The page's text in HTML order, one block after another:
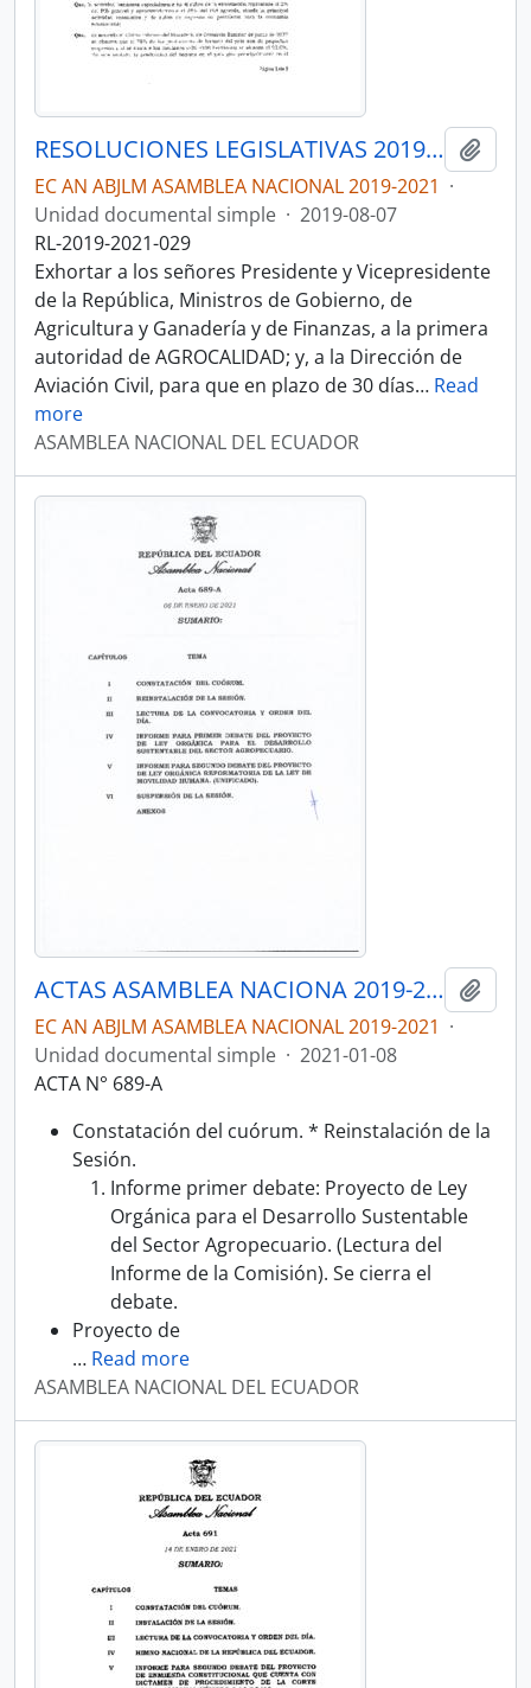
RESOLUCIONES LEGISLATIVAS 2019-2021
EC AN ABJLM ASAMBLEA NACIONAL 2019-2021 ·
Unidad documental simple · 2019-08-07
RL-2019-2021-029
Exhortar a los señores Presidente y Vicepresidente
de la República, Ministros de Gobierno, de
Agricultura y Ganadería y de Finanzas, a la primera
autoridad de AGROCALIDAD; y, a la Dirección de
Aviación Civil, para que en plazo de 30 días… Read
more
ASAMBLEA NACIONAL DEL ECUADOR
ACTAS ASAMBLEA NACIONA 2019-2021
EC AN ABJLM ASAMBLEA NACIONAL 2019-2021 ·
Unidad documental simple · 2021-01-08
ACTA N° 689-A
Constatación del cuórum. * Reinstalación de la
Sesión.
Informe primer debate: Proyecto de Ley
Orgánica para el Desarrollo Sustentable
del Sector Agropecuario. (Lectura del
Informe de la Comisión). Se cierra el
debate.
Proyecto de
… Read more
ASAMBLEA NACIONAL DEL ECUADOR